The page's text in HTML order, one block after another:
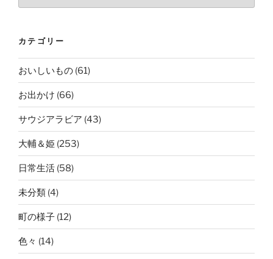
カテゴリー
おいしいもの (61)
お出かけ (66)
サウジアラビア (43)
大輔＆姫 (253)
日常生活 (58)
未分類 (4)
町の様子 (12)
色々 (14)